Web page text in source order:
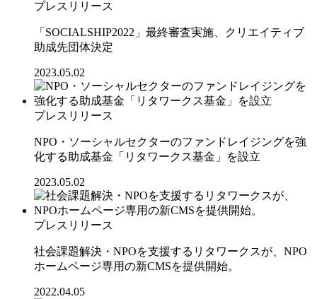
プレスリリース
「SOCIALSHIP2022」最終審査実施、クリエイティブ
助成先団体決定
2023.05.02
プレスリリース
NPO・ソーシャルセクターのファンドレイジングを強
化する助成基金「リタワークス基金」を設立
2023.05.02
プレスリリース
社会課題解決・NPOを支援するリタワークスが、NPO
ホームページ専用の新CMSを提供開始。
2022.04.05